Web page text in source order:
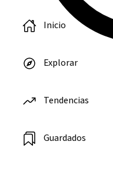
Inicio
Explorar
Tendencias
Guardados